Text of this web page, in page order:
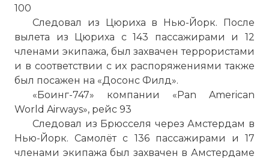
100
Следовал из Цюриха в Нью-Йорк. После
вылета из Цюриха с 143 пассажирами и 12
членами экипажа, был захвачен террористами
и в соответствии с их распоряжениями также
был посажен на «Досонс Филд».
«Боинг-747» компании «Pan American
World Airways», рейс 93
Следовал из Брюсселя через Амстердам в
Нью-Йорк. Самолёт с 136 пассажирами и 17
членами экипажа был захвачен в Амстердаме